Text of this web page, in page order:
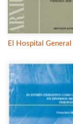
El Hospital